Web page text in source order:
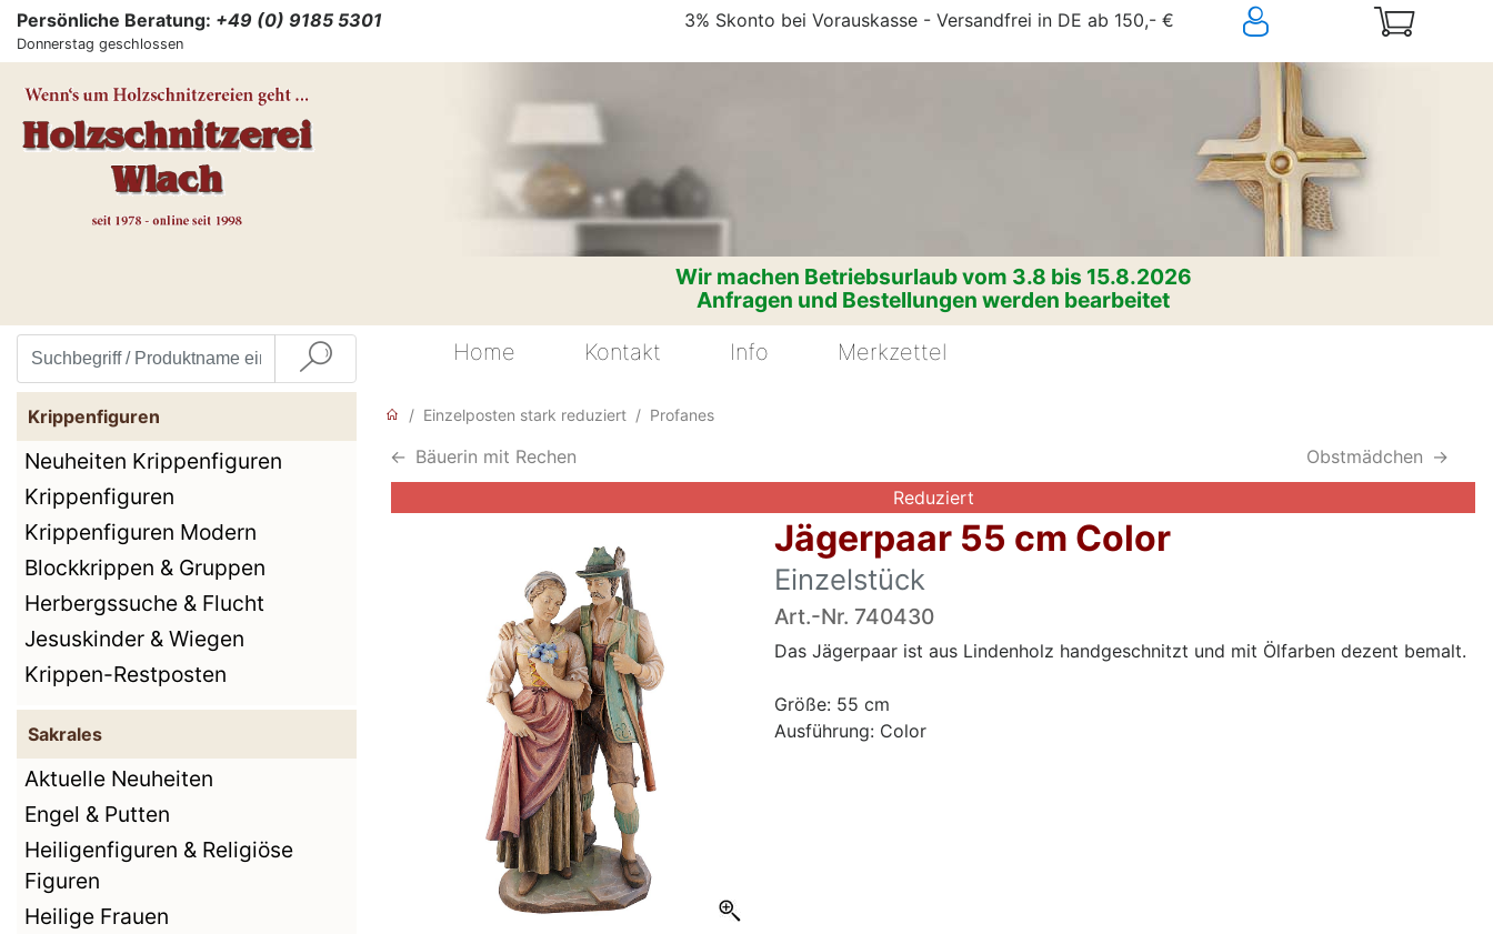
Persönliche Beratung: +49 (0) 9185 5301
Donnerstag geschlossen
3% Skonto bei Vorauskasse - Versandfrei in DE ab 150,- €
Wir machen Betriebsurlaub vom 3.8 bis 15.8.2026
Anfragen und Bestellungen werden bearbeitet
Home
Kontakt Info Merkzettel
Krippenfiguren
Neuheiten Krippenfiguren
Krippenfiguren
Krippenfiguren Modern
Blockkrippen & Gruppen
Herbergssuche & Flucht
Jesuskinder & Wiegen
Krippen-Restposten
Sakrales
Aktuelle Neuheiten
Engel & Putten
Heiligenfiguren & Religiöse
Figuren
Heilige Frauen
Einzelposten stark reduziert Profanes
<- Bäuerin mit Rechen Obstmädchen ->
Reduziert
Jägerpaar 55 cm Color
Einzelstück
Art.-Nr. 740430
Das Jägerpaar ist aus Lindenholz handgeschnitzt und mit Ölfarben dezent bemalt.
Größe: 55 cm
Ausführung: Color